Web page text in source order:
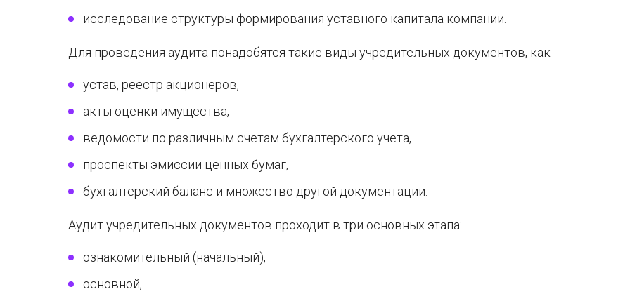
исследование структуры формирования уставного капитала компании.
Для проведения аудита понадобятся такие виды учредительных документов, как
устав, реестр акционеров,
акты оценки имущества,
ведомости по различным счетам бухгалтерского учета,
проспекты эмиссии ценных бумаг,
бухгалтерский баланс и множество другой документации.
Аудит учредительных документов проходит в три основных этапа:
ознакомительный (начальный),
основной,